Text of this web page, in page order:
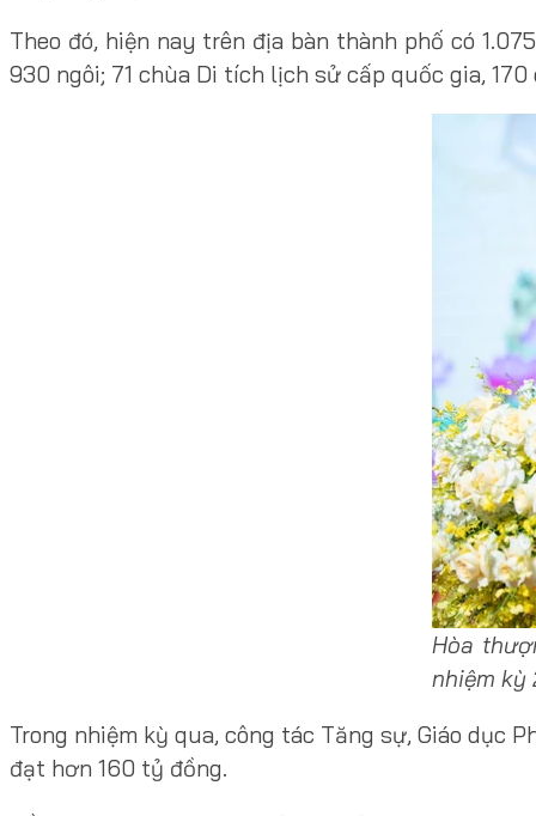
Theo đó, hiện nay trên địa bàn thành phố có
930 ngôi; 71 chùa Di tích lịch sử cấp quốc gia,
Hòa
nhiệm kỳ
Trong nhiệm kỳ qua, công tác Tăng sự, Giáo dục
đạt hơn 160 tỷ đồng.